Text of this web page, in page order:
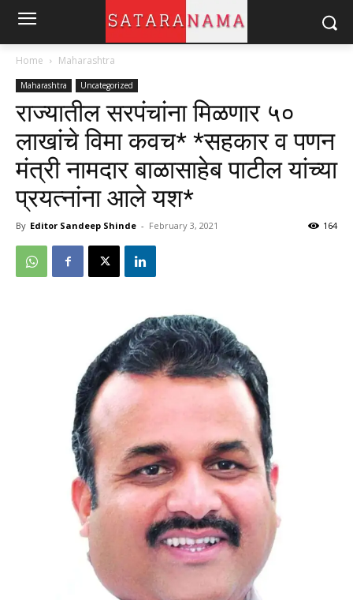
Home Maharashtra
Maharashtra Uncategorized
राज्यातील सरपंचांना मिळणार ५०
लाखांचे विमा कवच* *सहकार व पणन
मंत्री नामदार बाळासाहेब पाटील यांच्या
प्रयत्नांना आले यश*
By Editor Sandeep Shinde - February 3, 2021 164